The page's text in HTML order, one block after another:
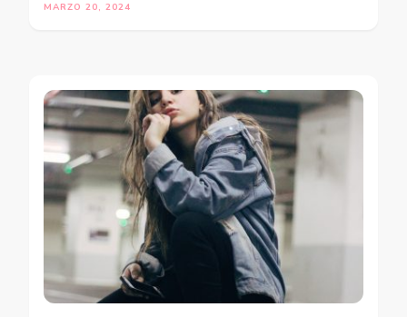
MARZO 20, 2024